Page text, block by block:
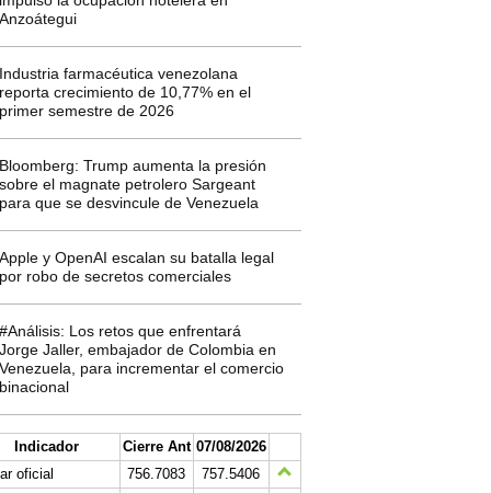
farmacéutica venezolana
crecimiento de 10,77% en el
semestre de 2026
Trump aumenta la presión
el magnate petrolero Sargeant
que se desvincule de Venezuela
y OpenAI escalan su batalla legal
robo de secretos comerciales
Los retos que enfrentará
Jaller, embajador de Colombia en
para incrementar el comercio
Indicador Cierre Ant 07/08/2026
oficial
756.7083
757.5406